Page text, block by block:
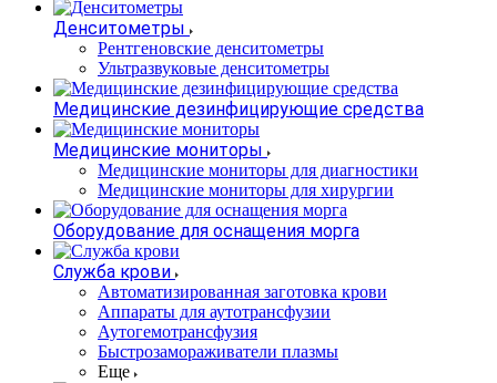
Денситометры
Рентгеновские денситометры
Ультразвуковые денситометры
Медицинские дезинфицирующие средства
Медицинские мониторы
Медицинские мониторы для диагностики
Медицинские мониторы для хирургии
Оборудование для оснащения морга
Служба крови
Автоматизированная заготовка крови
Аппараты для аутотрансфузии
Аутогемотрансфузия
Быстрозамораживатели плазмы
Еще